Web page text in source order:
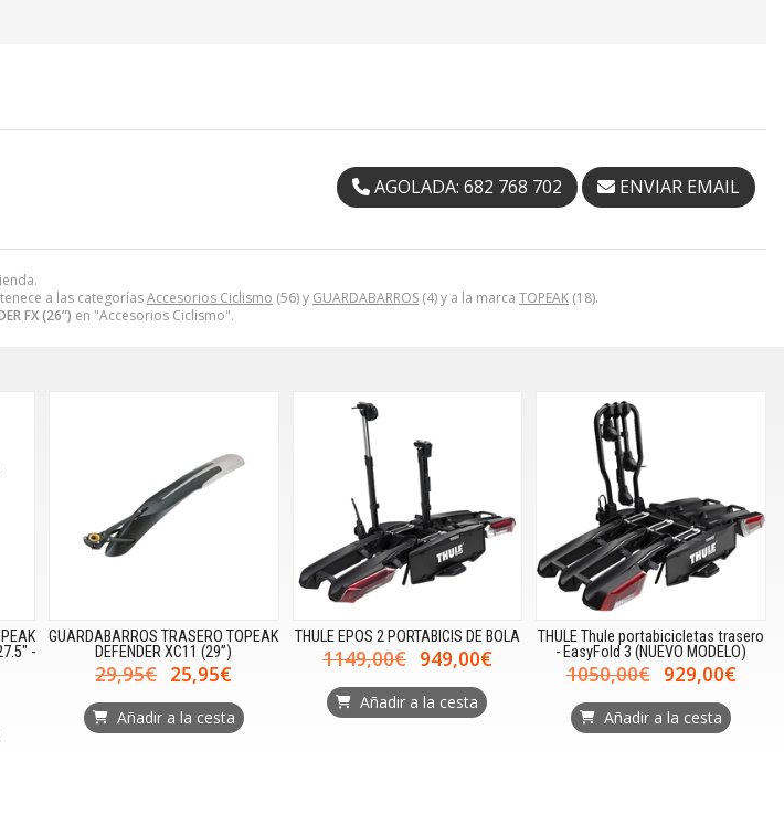
a las categoríasAccesorios Ciclismo (56) y GUARDABARROS (4) y a la marca TOPEAK (18).
FX (26”) en "Accesorios Ciclismo".
AGOLADA: 682 768 702 ENVIAR EMAIL
-
GUARDABARROS TRASERO TOPEAK
DEFENDER XC11 (29”)
29,95€ 25,95€
Añadir a la cesta
THULE EPOS 2 PORTABICIS DE BOLA
1149,00€ 949,00€
Añadir a la cesta
THULE Thule portabicicletas trasero
- EasyFold 3 (NUEVO MODELO)
1050,00€ 929,00€
Añadir a la cesta